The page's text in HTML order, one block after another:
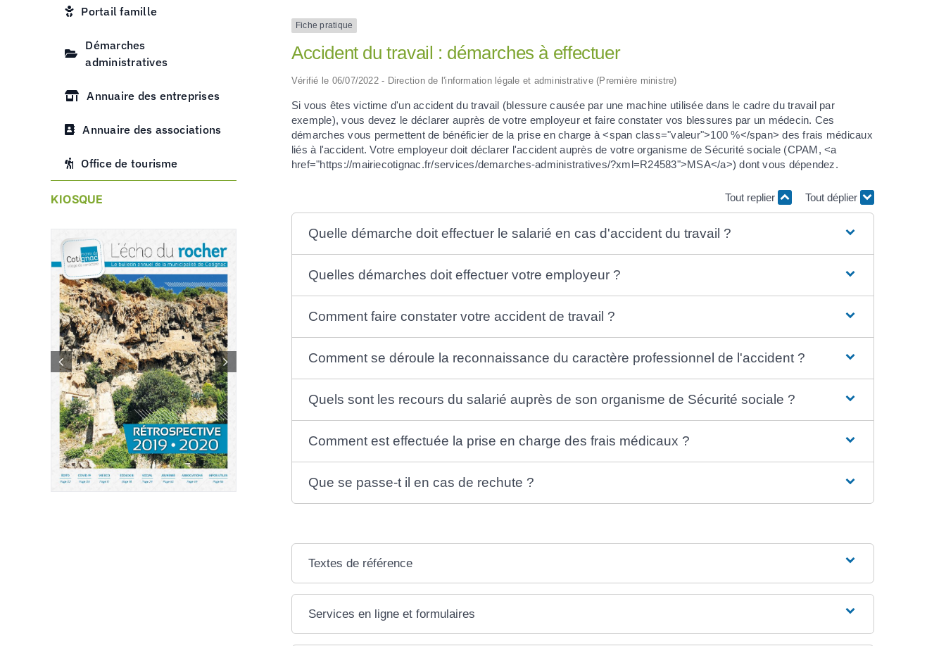
Portail famille
Démarches
administratives
Annuaire des entreprises
Annuaire des associations
Office de tourisme
KIOSQUE
Fiche pratique
Accident du travail : démarches à effectuer
Vérifié le 06/07/2022 - Direction de l'information légale et administrative (Première ministre)
Si vous êtes victime d'un accident du travail (blessure causée par une machine utilisée dans le cadre du travail par
exemple), vous devez le déclarer auprès de votre employeur et faire constater vos blessures par un médecin. Ces
démarches vous permettent de bénéficier de la prise en charge à <span class="valeur">100 %</span> des frais médicaux
liés à l'accident. Votre employeur doit déclarer l'accident auprès de votre organisme de Sécurité sociale (CPAM, <a
href="https://mairiecotignac.fr/services/demarches-administratives/?xml=R24583">MSA</a>) dont vous dépendez.
Tout replier Tout déplier
Quelle démarche doit effectuer le salarié en cas d'accident du travail ?
Quelles démarches doit effectuer votre employeur ?
Comment faire constater votre accident de travail ?
Comment se déroule la reconnaissance du caractère professionnel de l'accident ?
Quels sont les recours du salarié auprès de son organisme de Sécurité sociale ?
Comment est effectuée la prise en charge des frais médicaux ?
Que se passe-t il en cas de rechute ?
Textes de référence
Services en ligne et formulaires